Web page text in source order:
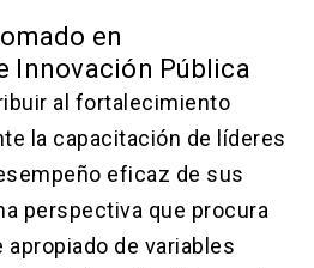
en
Innovación Pública
al fortalecimiento
la capacitación de líderes
eficaz de sus
perspectiva que procura
apropiado de variables